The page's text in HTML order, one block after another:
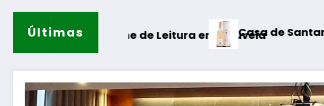
Últimas
de Leitura em GouveiaCasa de Santar Vinhos destaca